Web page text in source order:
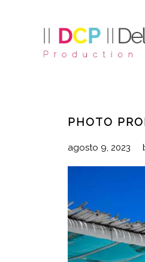
PHOTO
agosto 9, 2023